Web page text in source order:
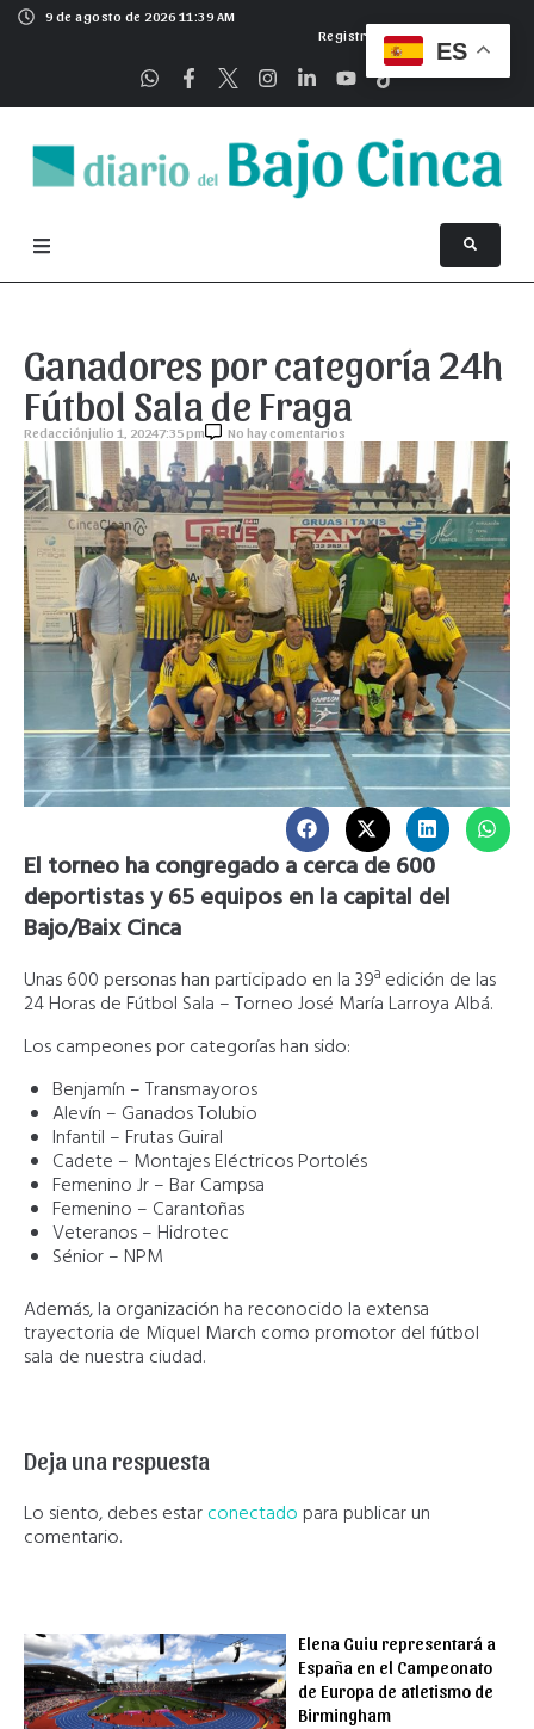
9 de agosto de 2026 11:39 AM
Registrarse
Ganadores por categoría 24h
Fútbol Sala de Fraga
Redacciónjulio 1, 20247:35 pm No hay comentarios
El torneo ha congregado a cerca de 600
deportistas y 65 equipos en la capital del
Bajo/Baix Cinca
Unas 600 personas han participado en la 39ª edición de las
24 Horas de Fútbol Sala – Torneo José María Larroya Albá.
Los campeones por categorías han sido:
Benjamín – Transmayoros
Alevín – Ganados Tolubio
Infantil – Frutas Guiral
Cadete – Montajes Eléctricos Portolés
Femenino Jr – Bar Campsa
Femenino – Carantoñas
Veteranos – Hidrotec
Sénior – NPM
Además, la organización ha reconocido la extensa
trayectoria de Miquel March como promotor del fútbol
sala de nuestra ciudad.
Deja una respuesta
Lo siento, debes estarconectado para publicar un
comentario.
Elena Guiu representará a
España en el Campeonato
de Europa de atletismo de
Birmingham
ES